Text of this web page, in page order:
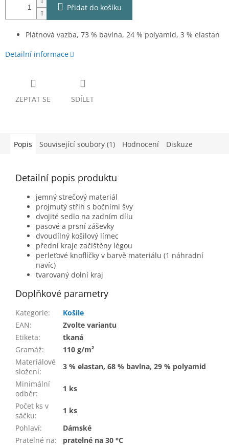
Přidat do košíku
Plátnová vazba, 73 % bavlna, 24 % polyamid, 3 % elastan
Detailní informace
ZEPTAT SE SDÍLET
Popis Související soubory (1) Hodnocení Diskuze
Detailní popis produktu
jemný strečový materiál
projmutý střih s bočními švy
dvojité sedlo na zadním dílu
pasové a prsní záševky
dvoudílný košilový límec
přední kraje začištěny légou
perleťové knoflíčky v barvě materiálu (1 náhradní
navíc)
tvarovaný dolní kraj
Doplňkové parametry
Kategorie:
Košile
EAN:
Zvolte variantu
Etiketa:
tkaná
Gramáž:
110 g/m²
Materiálové
složení:
3 % elastan, 68 % bavlna, 29 % polyamid
Minimální
odběr:
1 ks
Počet ks v
sáčku:
1 ks
Pohlaví:
Dámské
Pratelné na: pratelné na 30 °C